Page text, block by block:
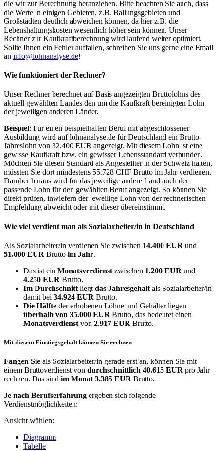
die wir zur Berechnung heranziehen. Bitte beachten Sie auch, dass
die Werte in einigen Gebieten, z.B. Ballungsgebieten und
Großstädten deutlich abweichen können, da hier z.B. die
Lebenshaltungskosten wesentlich höher sein können. Unser
Rechner zur Kaufkraftberechnung wird laufend weiter optimiert.
Sollte Ihnen ein Fehler auffallen, schreiben Sie uns gerne eine Email
an info@lohnanalyse.de!
Wie funktioniert der Rechner?
Unser Rechner berechnet auf Basis angezeigten Bruttolohns des
aktuell gewählten Landes den um die Kaufkraft bereinigten Lohn
der jeweiligen anderen Länder.
Beispiel: Für einen beispielhaften Beruf mit abgeschlossener
Ausbildung wird auf lohnanalyse.de für Deutschland ein Brutto-
Jahreslohn von 32.400 EUR angezeigt. Mit diesem Lohn ist eine
gewisse Kaufkraft bzw. ein gewisser Lebensstandard verbunden.
Möchten Sie diesen Standard als Angestellter in der Schweiz halten,
müssten Sie dort mindestens 55.728 CHF Brutto im Jahr verdienen.
Darüber hinaus wird für das jeweilige andere Land auch der
passende Lohn für den gewählten Beruf angezeigt. So können Sie
direkt prüfen, inwiefern der jeweilige Lohn von der rechnerischen
Empfehlung abweicht oder mit dieser übereinstimmt.
Wie viel verdient man als Sozialarbeiter/in in Deutschland
Als Sozialarbeiter/in verdienen Sie zwischen 14.400 EUR und
51.000 EUR Brutto im Jahr.
Das ist ein Monatsverdienst zwischen 1.200 EUR und
4.250 EUR Brutto.
Im Durchschnitt liegt das Jahresgehalt als Sozialarbeiter/in
damit bei 34.924 EUR Brutto.
Die Hälfte der erhobenen Löhne und Gehälter liegen
überhalb von 35.000 EUR Brutto, das bedeutet einen
Monatsverdienst von 2.917 EUR Brutto.
Mit diesem Einstiegsgehalt können Sie rechnen
Fangen Sie als Sozialarbeiter/in gerade erst an, können Sie mit
einem Bruttoverdienst von durchschnittlich 40.615 EUR pro Jahr
rechnen. Das sind im Monat 3.385 EUR Brutto.
Je nach Berufserfahrung ergeben sich folgende
Verdienstmöglichkeiten:
Ansicht wählen:
Diagramm
Tabelle